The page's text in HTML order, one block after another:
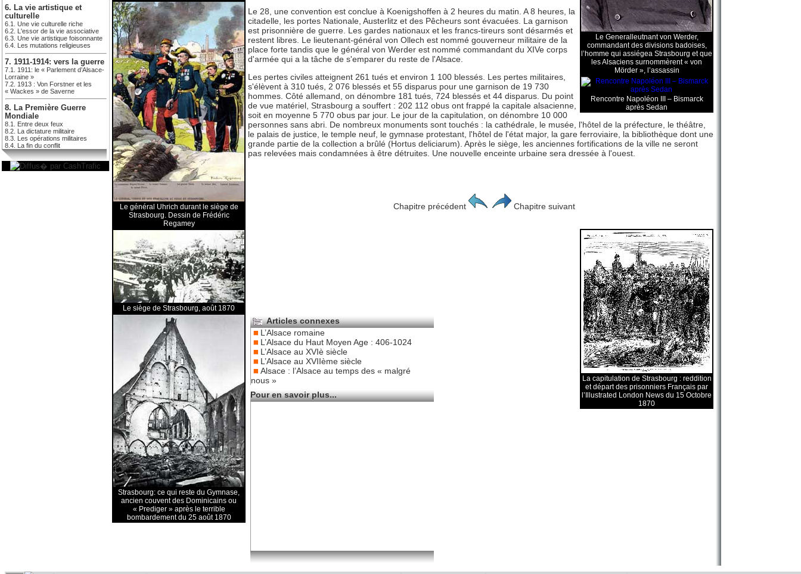
6. La vie artistique et
culturelle
6.1. Une vie culturelle riche
6.2. L'essor de la vie associative
6.3. Une vie artistique foisonnante
6.4. Les mutations religieuses
7. 1911-1914: vers la guerre
7.1. 1911: le « Parlement d’Alsace-
Lorraine »
7.2. 1913 : Von Forstner et les
« Wackes » de Saverne
8. La Première Guerre
Mondiale
8.1. Entre deux feux
8.2. La dictature militaire
8.3. Les opérations militaires
8.4. La fin du conflit
Le Generalleutnant von Werder,
commandant des divisions badoises,
l’homme qui assiégea Strasbourg et que
les Alsaciens surnommèrent « von
Mörder », l’assassin
Le général Uhrich durant le siège de
Strasbourg. Dessin de Frédéric
Regamey
Rencontre Napoléon III – Bismarck
après Sedan
Le siège de Strasbourg, août 1870
Le 28, une convention est conclue à Koenigshoffen à 2 heures du matin. A 8 heures, la
citadelle, les portes Nationale, Austerlitz et des Pêcheurs sont évacuées. La garnison
est prisonnière de guerre. Les gardes nationaux et les francs-tireurs sont désarmés et
restent libres. Le lieutenant-général von Ollech est nommé gouverneur militaire de la
place forte tandis que le général von Werder est nommé commandant du XIVe corps
d'armée qui a la tâche de s'emparer du reste de l'Alsace.
La capitulation de Strasbourg : reddition
et départ des prisonniers Français par
l’Illustrated London News du 15 Octobre
1870
Les pertes civiles atteignent 261 tués et environ 1 100 blessés. Les pertes militaires,
s'élèvent à 310 tués, 2 076 blessés et 55 disparus pour une garnison de 19 730
hommes. Côté allemand, on dénombre 181 tués, 724 blessés et 44 disparus. Du point
de vue matériel, Strasbourg a souffert : 202 112 obus ont frappé la capitale alsacienne,
soit en moyenne 5 770 obus par jour. Le jour de la capitulation, on dénombre 10 000
personnes sans abri. De nombreux monuments sont touchés : la cathédrale, le musée, l'hôtel de la préfecture, le théâtre,
le palais de justice, le temple neuf, le gymnase protestant, l'hôtel de l'état major, la gare ferroviaire, la bibliothèque dont une
grande partie de la collection a brûlé (Hortus deliciarum). Après le siège, les anciennes fortifications de la ville ne seront
pas relevées mais condamnées à être détruites. Une nouvelle enceinte urbaine sera dressée à l'ouest.
Strasbourg: ce qui reste du Gymnase,
ancien couvent des Dominicains ou
« Prediger » après le terrible
bombardement du 25 août 1870
Chapitre précédent Chapitre suivant
Articles connexes
L’Alsace romaine
L’Alsace du Haut Moyen Age : 406-1024
L’Alsace au XVIè siècle
L’Alsace au XVIIème siècle
Alsace : l’Alsace au temps des « malgré
nous »
Pour en savoir plus...